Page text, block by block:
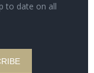
to date on all